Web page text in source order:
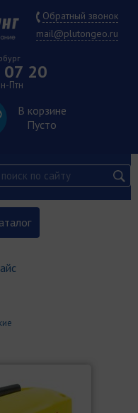
Обратный звонок
mail@plutongeo.ru
20
Птн
В корзине
Пусто